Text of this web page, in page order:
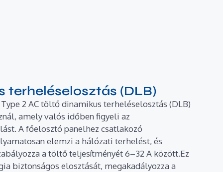
terheléselosztás (DLB)
Type 2 AC töltő dinamikus terheléselosztás (DLB)
amely valós időben figyeli az
A főelosztó panelhez csatlakozó
elemzi a hálózati terhelést, és
a töltő teljesítményét 6–32 A között.Ez
biztonságos elosztását, megakadályozza a